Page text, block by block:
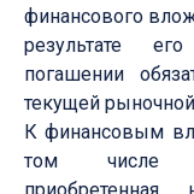
финансового
результате
погашении
текущей рыночной
К финансовым
том числе